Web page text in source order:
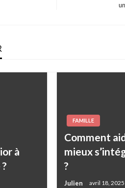
à
FAMILLE
Comment
mieux
?
Julien avril 18, 2025